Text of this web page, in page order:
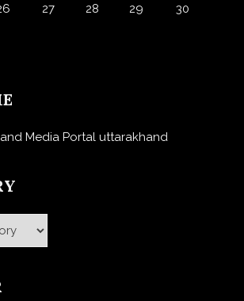
27 28 29
30
Media Portal uttarakhand